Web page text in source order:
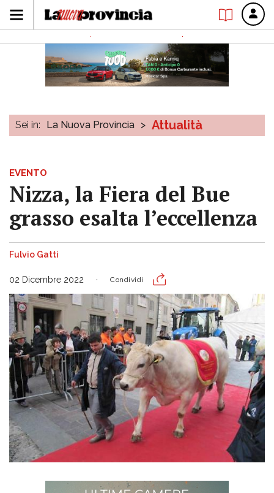
Sei in: La Nuova Provincia > Attualità
EVENTO
Nizza, la Fiera del Bue
grasso esalta l’eccellenza
Fulvio Gatti
02 Dicembre 2022 Condividi